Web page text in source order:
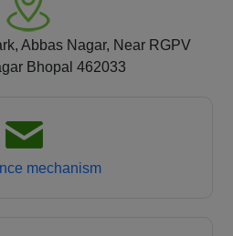
Abbas Nagar, Near RGPV
Bhopal 462033
mechanism